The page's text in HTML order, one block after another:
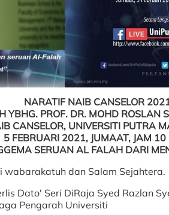
NARATIF NAIB CANSELOR
YBHG. PROF. DR. MOHD ROSLAN
CANSELOR, UNIVERSITI PUTRA
5 FEBRUARI 2021, JUMAAT, JAM 10
SERUAN AL FALAH DARI
dan Salam Sejahtera.
Dato' Seri DiRaja Syed Razlan
Pengarah Universiti